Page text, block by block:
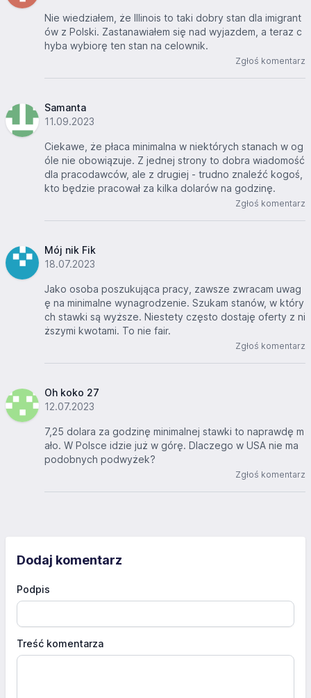
Nie wiedziałem, że Illinois to taki dobry stan dla imigrant
ów z Polski. Zastanawiałem się nad wyjazdem, a teraz c
hyba wybiorę ten stan na celownik.
Zgłoś komentarz
Samanta
11.09.2023
Ciekawe, że płaca minimalna w niektórych stanach w og
óle nie obowiązuje. Z jednej strony to dobra wiadomość
dla pracodawców, ale z drugiej - trudno znaleźć kogoś,
kto będzie pracował za kilka dolarów na godzinę.
Zgłoś komentarz
Mój nik Fik
18.07.2023
Jako osoba poszukująca pracy, zawsze zwracam uwag
ę na minimalne wynagrodzenie. Szukam stanów, w który
ch stawki są wyższe. Niestety często dostaję oferty z ni
ższymi kwotami. To nie fair.
Zgłoś komentarz
Oh koko 27
12.07.2023
7,25 dolara za godzinę minimalnej stawki to naprawdę m
ało. W Polsce idzie już w górę. Dlaczego w USA nie ma
podobnych podwyżek?
Zgłoś komentarz
Dodaj komentarz
Podpis
Treść komentarza